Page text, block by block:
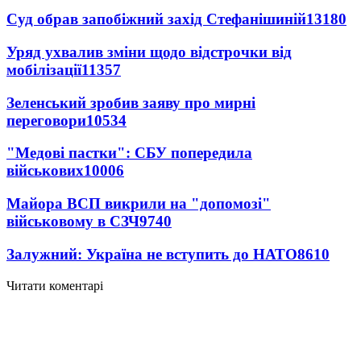
Суд обрав запобіжний захід Стефанішиній13180
Уряд ухвалив зміни щодо відстрочки від
мобілізації11357
Зеленський зробив заяву про мирні
переговори10534
"Медові пастки": СБУ попередила
військових10006
Майора ВСП викрили на "допомозі"
військовому в СЗЧ9740
Залужний: Україна не вступить до НАТО8610
Читати коментарі